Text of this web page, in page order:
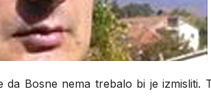
Bosne nema trebalo bi je izmisliti.